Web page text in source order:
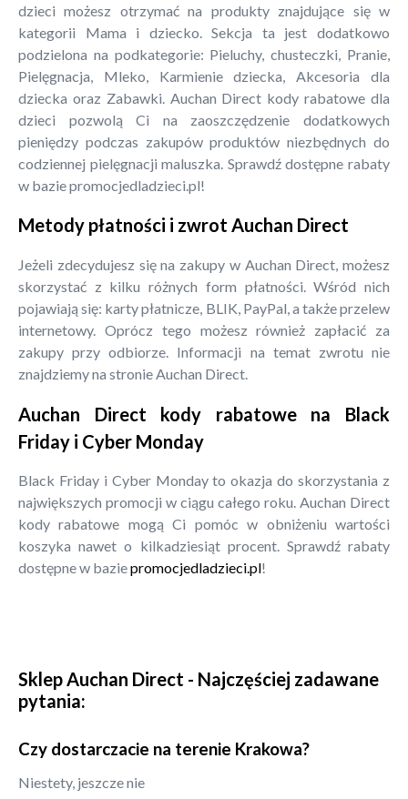
dzieci możesz otrzymać na produkty znajdujące się w
kategorii Mama i dziecko. Sekcja ta jest dodatkowo
podzielona na podkategorie: Pieluchy, chusteczki, Pranie,
Pielęgnacja, Mleko, Karmienie dziecka, Akcesoria dla
dziecka oraz Zabawki. Auchan Direct kody rabatowe dla
dzieci pozwolą Ci na zaoszczędzenie dodatkowych
pieniędzy podczas zakupów produktów niezbędnych do
codziennej pielęgnacji maluszka. Sprawdź dostępne rabaty
w bazie promocjedladzieci.pl!
Metody płatności i zwrot Auchan Direct
Jeżeli zdecydujesz się na zakupy w Auchan Direct, możesz
skorzystać z kilku różnych form płatności. Wśród nich
pojawiają się: karty płatnicze, BLIK, PayPal, a także przelew
internetowy. Oprócz tego możesz również zapłacić za
zakupy przy odbiorze. Informacji na temat zwrotu nie
znajdziemy na stronie Auchan Direct.
Auchan Direct kody rabatowe na Black
Friday i Cyber Monday
Black Friday i Cyber Monday to okazja do skorzystania z
największych promocji w ciągu całego roku. Auchan Direct
kody rabatowe mogą Ci pomóc w obniżeniu wartości
koszyka nawet o kilkadziesiąt procent. Sprawdź rabaty
dostępne w baziepromocjedladzieci.pl!
SklepAuchan Direct - Najczęściej zadawane
pytania:
Czy dostarczacie na terenie Krakowa?
Niestety, jeszcze nie